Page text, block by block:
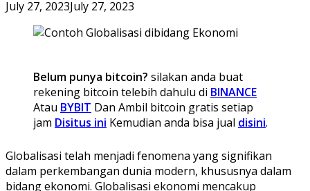
July 27, 2023July 27, 2023
Belum punya bitcoin? silakan anda buat
rekening bitcoin telebih dahulu di BINANCE
Atau BYBIT Dan Ambil bitcoin gratis setiap
jam Disitus ini Kemudian anda bisa jual disini.
Globalisasi telah menjadi fenomena yang signifikan
dalam perkembangan dunia modern, khususnya dalam
bidang ekonomi. Globalisasi ekonomi mencakup